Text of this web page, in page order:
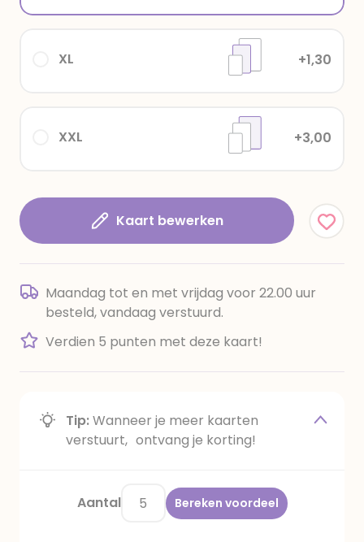
XXL +3,00
XL +1,30
Kaart bewerken
Maandag tot en met vrijdag voor 22.00 uur
besteld, vandaag verstuurd.
Verdien 5 punten met deze kaart!
Tip:Wanneer je meer kaarten
verstuurt, ontvang je korting!
Aantal Bereken voordeel